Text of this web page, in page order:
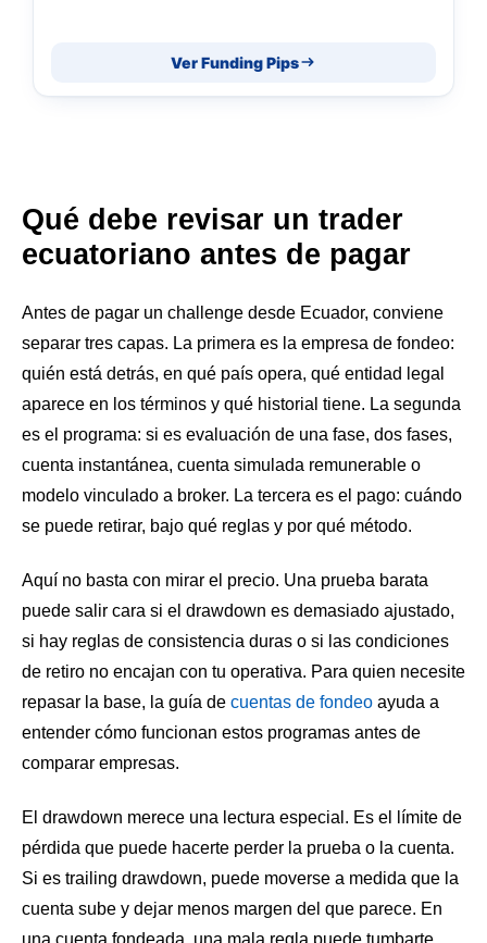
Ver Funding Pips
Qué debe revisar un trader
ecuatoriano antes de pagar
Antes de pagar un challenge desde Ecuador, conviene
separar tres capas. La primera es la empresa de fondeo:
quién está detrás, en qué país opera, qué entidad legal
aparece en los términos y qué historial tiene. La segunda
es el programa: si es evaluación de una fase, dos fases,
cuenta instantánea, cuenta simulada remunerable o
modelo vinculado a broker. La tercera es el pago: cuándo
se puede retirar, bajo qué reglas y por qué método.
Aquí no basta con mirar el precio. Una prueba barata
puede salir cara si el drawdown es demasiado ajustado,
si hay reglas de consistencia duras o si las condiciones
de retiro no encajan con tu operativa. Para quien necesite
repasar la base, la guía de cuentas de fondeo ayuda a
entender cómo funcionan estos programas antes de
comparar empresas.
El drawdown merece una lectura especial. Es el límite de
pérdida que puede hacerte perder la prueba o la cuenta.
Si es trailing drawdown, puede moverse a medida que la
cuenta sube y dejar menos margen del que parece. En
una cuenta fondeada, una mala regla puede tumbarte